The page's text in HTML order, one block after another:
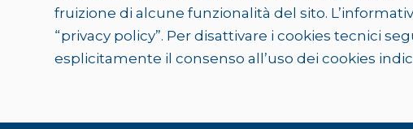
fruizione di alcune funzionalità del sito.
“privacy policy”. Per disattivare i cookies tecnici
esplicitamente il consenso all’uso dei cookies